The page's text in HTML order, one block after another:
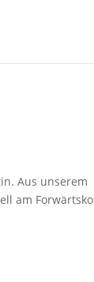
Aus unserem
am